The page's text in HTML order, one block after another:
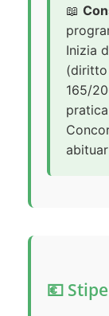
📖
Inizia
(diritto
165/
💶